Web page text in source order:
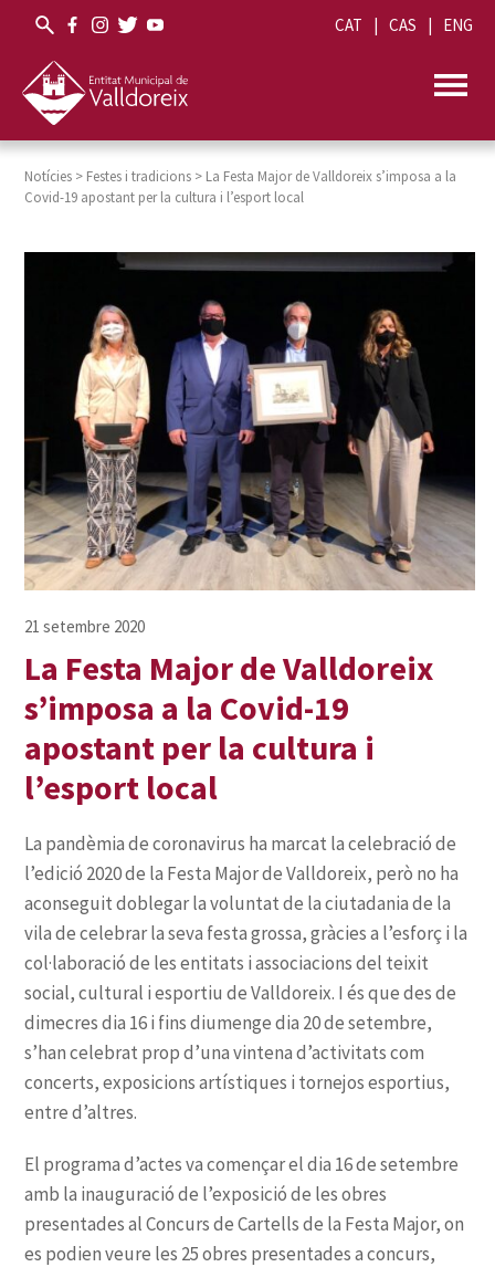
CAT CAS ENG
Notícies > Festes i tradicions > La Festa Major de Valldoreix s’imposa a la
Covid-19 apostant per la cultura i l’esport local
La Festa Major de Valldoreix
s’imposa a la Covid-19
apostant per la cultura i
l’esport local